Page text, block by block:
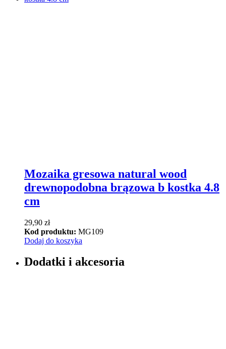
Mozaika gresowa natural wood
drewnopodobna brązowa b kostka 4.8
cm
29,90 zł
Kod produktu: MG109
Dodaj do koszyka
Dodatki i akcesoria